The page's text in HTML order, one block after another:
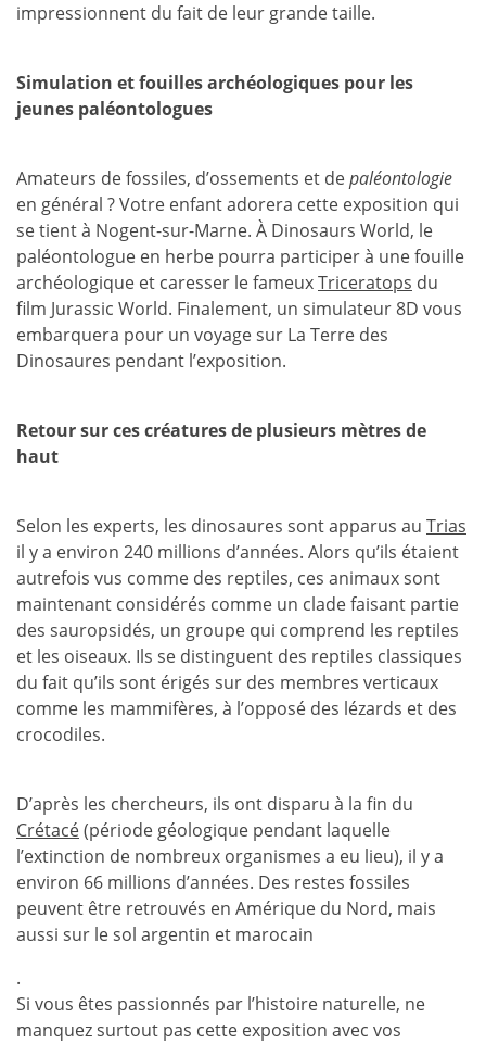
impressionnent du fait de leur grande taille.
Simulation et fouilles archéologiques pour les
jeunes paléontologues
Amateurs de fossiles, d’ossements et depaléontologie
en général ? Votre enfant adorera cette exposition qui
se tient à Nogent-sur-Marne. À Dinosaurs World, le
paléontologue en herbe pourra participer à une fouille
archéologique et caresser le fameuxTriceratops du
film Jurassic World. Finalement, un simulateur 8D vous
embarquera pour un voyage sur La Terre des
Dinosaures pendant l’exposition.
Retour sur ces créatures de plusieurs mètres de
haut
Selon les experts, les dinosaures sont apparus au Trias
il y a environ 240 millions d’années. Alors qu’ils étaient
autrefois vus comme des reptiles, ces animaux sont
maintenant considérés comme un clade faisant partie
des sauropsidés, un groupe qui comprend les reptiles
et les oiseaux. Ils se distinguent des reptiles classiques
du fait qu’ils sont érigés sur des membres verticaux
comme les mammifères, à l’opposé des lézards et des
crocodiles.
D’après les chercheurs, ils ont disparu à la fin du
Crétacé(période géologique pendant laquelle
l’extinction de nombreux organismes a eu lieu), il y a
environ 66 millions d’années. Des restes fossiles
peuvent être retrouvés en Amérique du Nord, mais
aussi sur le sol argentin et marocain
.
Si vous êtes passionnés par l’histoire naturelle, ne
manquez surtout pas cette exposition avec vos